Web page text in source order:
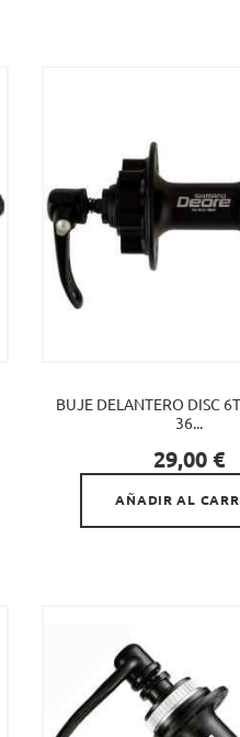
BUJE DELANTERO DISC
36...
Precio
29,00 €

AÑADIR AL